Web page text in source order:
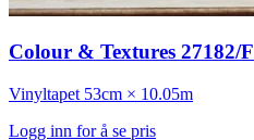
Colour & Textures 27182/
Vinyltapet 53cm × 10.05m
Logg inn for å se pris